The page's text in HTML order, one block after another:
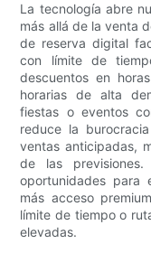
La tecnología abre
más allá de la venta
de reserva digital
con límite de
descuentos en
horarias de alta
fiestas o eventos
reduce la
ventas anticipadas,
de las
oportunidades para
más acceso
límite de tiempo o
elevadas.